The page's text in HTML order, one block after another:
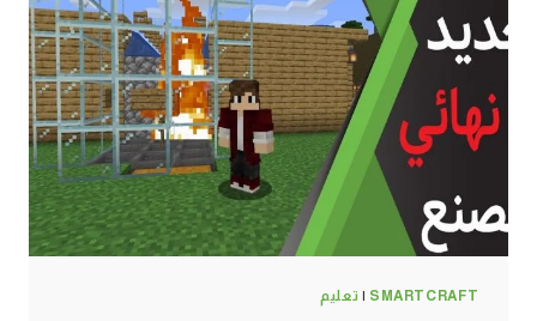
–
سرفايفل
(1.14.4)
ماين
كرافت
#SMARTCRAFT
SMARTCRAFT
| تعليم